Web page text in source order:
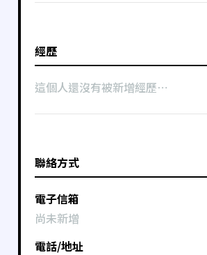
經歷
這個人還沒有被新增經歷⋯
聯絡方式
電子信箱
尚未新增
電話/地址